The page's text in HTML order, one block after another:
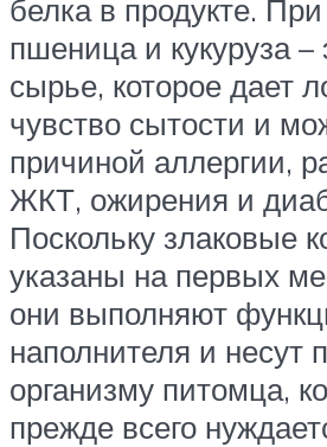
белка в продукте.
пшеница и кукуруза
сырье, которое дает
чувство сытости и
причиной аллергии,
ЖКТ, ожирения и
Поскольку злаковые
указаны на первых
они выполняют
наполнителя и несут
организму питомца,
прежде всего